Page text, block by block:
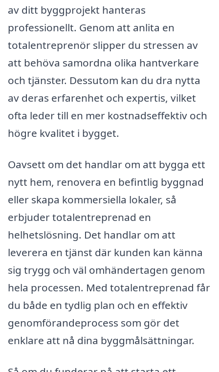
av ditt byggprojekt hanteras
professionellt. Genom att anlita en
totalentreprenör slipper du stressen av
att behöva samordna olika hantverkare
och tjänster. Dessutom kan du dra nytta
av deras erfarenhet och expertis, vilket
ofta leder till en mer kostnadseffektiv och
högre kvalitet i bygget.
Oavsett om det handlar om att bygga ett
nytt hem, renovera en befintlig byggnad
eller skapa kommersiella lokaler, så
erbjuder totalentreprenad en
helhetslösning. Det handlar om att
leverera en tjänst där kunden kan känna
sig trygg och väl omhändertagen genom
hela processen. Med totalentreprenad får
du både en tydlig plan och en effektiv
genomförandeprocess som gör det
enklare att nå dina byggmålsättningar.